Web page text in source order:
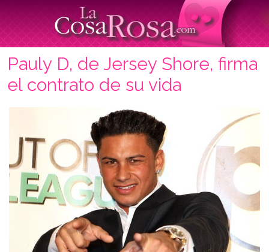
Pauly D, de Jersey Shore, firma
el contrato de su vida